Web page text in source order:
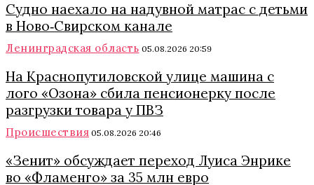
Судно наехало на надувной матрас с детьми
в Ново‑Свирском канале
Ленинградская область 05.08.2026 20:59
На Краснопутиловской улице машина с
лого «Озона» сбила пенсионерку после
разгрузки товара у ПВЗ
Происшествия 05.08.2026 20:46
«Зенит» обсуждает переход Луиса Энрике
во «Фламенго» за 35 млн евро